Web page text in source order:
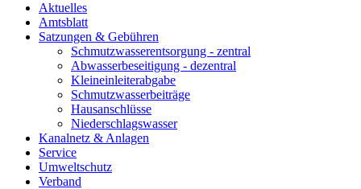
Aktuelles
Amtsblatt
Satzungen & Gebühren
Schmutzwasserentsorgung - zentral
Abwasserbeseitigung - dezentral
Kleineinleiterabgabe
Schmutzwasserbeiträge
Hausanschlüsse
Niederschlagswasser
Kanalnetz & Anlagen
Service
Umweltschutz
Verband